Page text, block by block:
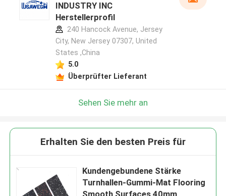
INDUSTRY INC
Herstellerprofil
240 Hancock Avenue, Jersey
City, New Jersey 07307, United
States ,China
5.0
Überprüfter Lieferant
Sehen Sie mehr an
Erhalten Sie den besten Preis für
Kundengebundene Stärke
Turnhallen-Gummi-Mat Flooring